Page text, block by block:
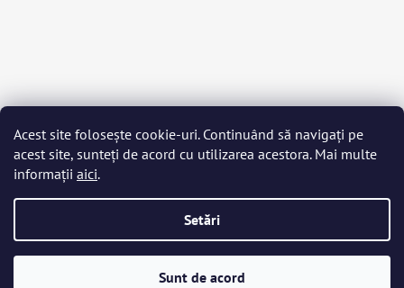
Acest site folosește cookie-uri. Continuând să navigați pe
acest site, sunteți de acord cu utilizarea acestora. Mai multe
informații aici.
Setări
Sunt de acord
Čeština Slovenčina English Deutsch Magyar
Język polski
Română Italiano Español Français
Português
Nederlands Українська Ελληνικά Svenska Dansk
Drepturi de autor 2026Bohemia Crystal Glass